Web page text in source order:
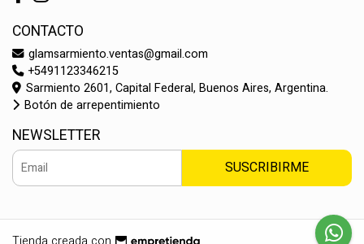
CONTACTO
glamsarmiento.ventas@gmail.com
+5491123346215
Sarmiento 2601, Capital Federal, Buenos Aires, Argentina.
Botón de arrepentimiento
NEWSLETTER
SUSCRIBIRME